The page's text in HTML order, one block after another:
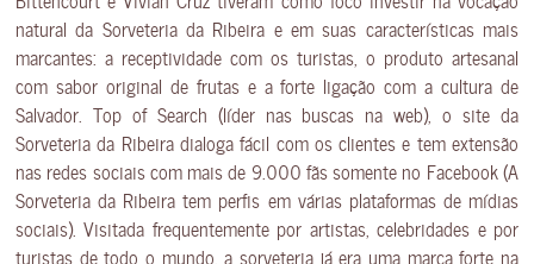
natural da Sorveteria da Ribeira e em suas características mais
marcantes: a receptividade com os turistas, o produto artesanal
com sabor original de frutas e a forte ligação com a cultura de
Salvador. Top of Search (líder nas buscas na web), o site da
Sorveteria da Ribeira dialoga fácil com os clientes e tem extensão
nas redes sociais com mais de 9.000 fãs somente no Facebook (A
Sorveteria da Ribeira tem perfis em várias plataformas de mídias
sociais). Visitada frequentemente por artistas, celebridades e por
turistas de todo o mundo, a sorveteria já era uma marca forte na